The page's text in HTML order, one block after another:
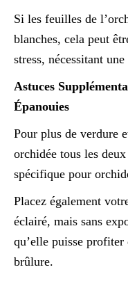
Si les feuilles de
blanches, cela peut
stress, nécessitant
Astuces
Épanouies
Pour plus de verdure
orchidée tous les
spécifique pour
Placez également
éclairé, mais sans
qu’elle puisse
brûlure.